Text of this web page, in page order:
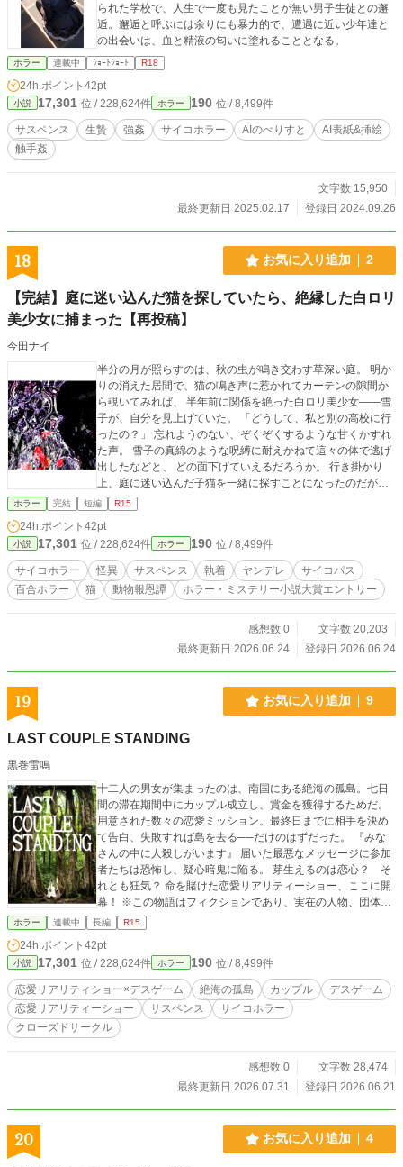
られた学校で、人生で一度も見たことが無い男子生徒との邂
逅。邂逅と呼ぶには余りにも暴力的で、遭遇に近い少年達と
の出会いは、血と精液の匂いに塗れることとなる。
ホラー 連載中 ｼｮｰﾄｼｮｰﾄ R18
24h.ポイント 42pt
小説 17,301 位 / 228,624件 ホラー 190 位 / 8,499件
サスペンス 生贄 強姦 サイコホラー AIのべりすと
AI表紙&挿絵
触手姦
文字数 15,950
最終更新日 2025.02.17
登録日 2024.09.26
18 お気に入り追加 2
【完結】庭に迷い込んだ猫を探していたら、絶縁した白ロリ
美少女に捕まった【再投稿】
今田ナイ
半分の月が照らすのは、秋の虫が鳴き交わす草深い庭。 明か
りの消えた居間で、猫の鳴き声に惹かれてカーテンの隙間か
ら覗いてみれば、 半年前に関係を絶った白ロリ美少女――雪
子が、自分を見上げていた。 「どうして、私と別の高校に行
ったの？」 忘れようのない、ぞくぞくするような甘くかすれ
た声。 雪子の真綿のような呪縛に耐えかねて這々の体で逃げ
出したなどと、 どの面下げていえるだろうか。 行き掛かり
上、庭に迷い込んだ子猫を一緒に探すことになったのだが―
― 今しも捕らえられようとしているのは、 猫か、自分――司
（つかさ）か。 ※一度、女性向けで投稿しましたが大爆死。
どうやら男性向けの作品（百合ホラー）のようなのでジャン
ルを選択し直し再投稿する運びになりました。 ※本文に変更
はありません。以前お読み頂いた方、誠にありがとうござい
ました。(-人-) 旧題【絶縁したはずの白ロリ美少女の元同級生
に襲われたんだけど、いま草深い庭で迷い猫を探している最
表現や性的な仄めかしがある話には＊を付けてあります。宜
しくご検討ください。 ※毎年ホラー・ミステリー小説大賞に
40枚（16000字）2009/10 PNイマダ名義 ※某小説投稿サイ
載しています。
ホラー 完結 短編 R15
24h.ポイント 42pt
小説 17,301 位 / 228,624件 ホラー 190 位 / 8,499件
サイコホラー 怪異 サスペンス 執着 ヤンデレ
サイコパス
百合ホラー
猫 動物報恩譚 ホラー・ミステリー小説大賞エントリー
感想数 0
文字数 20,203
最終更新日 2026.06.24
登録日 2026.06.24
19 お気に入り追加 9
LAST COUPLE STANDING
黒巻雷鳴
十二人の男女が集まったのは、南国にある絶海の孤島。七日
間の滞在期間中にカップル成立し、賞金を獲得するためだ。
用意された数々の恋愛ミッション。最終日までに相手を決め
て告白、失敗すれば島を去る──だけのはずだった。 『みな
さんの中に人殺しがいます』 届いた最悪なメッセージに参加
者たちは恐怖し、疑心暗鬼に陥る。 芽生えるのは恋心？ そ
れとも狂気？ 命を賭けた恋愛リアリティーショー、ここに開
幕！ ※この物語はフィクションであり、実在の人物、団体、
地名、事件などとは一切関係ありません。無断転載禁止。
ホラー 連載中 長編 R15
24h.ポイント 42pt
小説 17,301 位 / 228,624件 ホラー 190 位 / 8,499件
恋愛リアリティショー×デスゲーム 絶海の孤島 カップル
デスゲーム
恋愛リアリティーショー
サスペンス
サイコホラー
クローズドサークル
感想数 0
文字数 28,474
最終更新日 2026.07.31
登録日 2026.06.21
20 お気に入り追加 4